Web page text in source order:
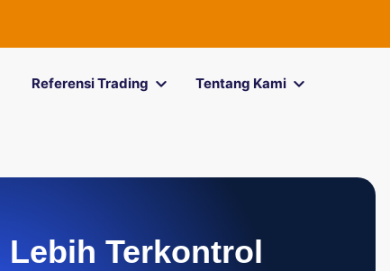
Referensi Trading Tentang Kami
Lebih Terkontrol